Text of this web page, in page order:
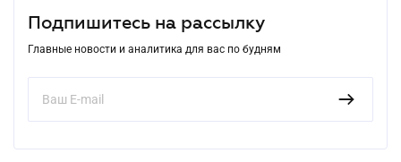
Подпишитесь на рассылку
Главные новости и аналитика для вас по будням